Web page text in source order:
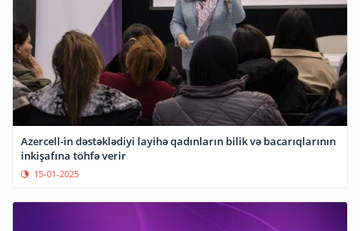
Azercell-in dəstəklədiyi layihə qadınların bilik və bacarıqlarının
inkişafına töhfə verir
15-01-2025